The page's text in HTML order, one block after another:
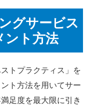
グサービス
ント方法
トプラクティス」を
ト方法を用いてサー
足度を最大限に引き